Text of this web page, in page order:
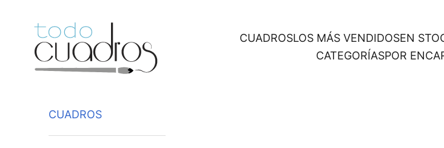
CUADROSLOS MÁS VENDIDOSEN
CATEGORÍASPOR
CUADROS